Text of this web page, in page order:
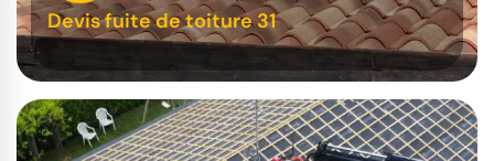
Devis fuite de toiture 31